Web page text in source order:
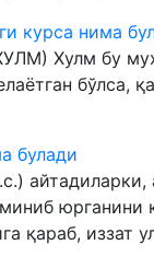
курса нима
Хулм бу
бўлса,
булади
айтадиларки,
юрганини
қараб, иззат